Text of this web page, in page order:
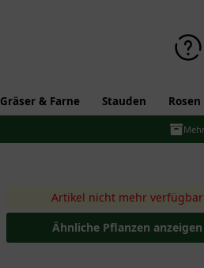
Gräser & Farne Stauden Rosen
Artikel nicht mehr verfügbar
Ähnliche Pflanzen anzeigen